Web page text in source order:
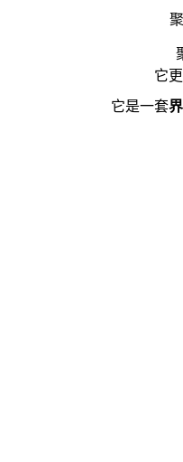
它
它是一套